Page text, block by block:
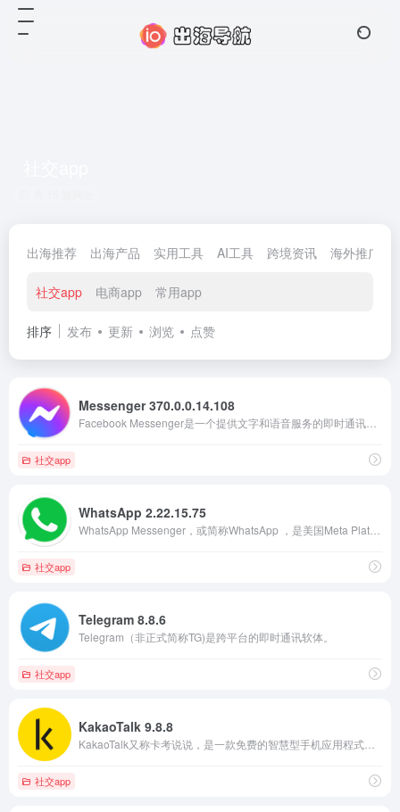
出海推荐 出海产品 实用工具 AI工具 跨境资讯 海外推广
社交app 电商app 常用app
排序 发布 更新 浏览 点赞
Messenger 370.0.0.14.108
社交app
WhatsApp 2.22.15.75
社交app
Telegram 8.8.6
Telegram（非正式简称TG)是跨平台的即时通讯软体。
社交app
KakaoTalk 9.8.8
社交app